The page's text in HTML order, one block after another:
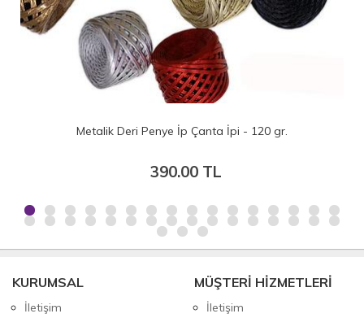
Metalik Deri Penye İp Çanta İpi - 120 gr.
390.00 TL
KURUMSAL
İletişim
MÜŞTERİ HİZMETLERİ
İletişim